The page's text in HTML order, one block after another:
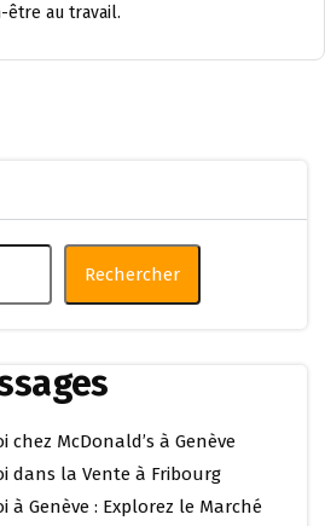
au travail.
Rechercher
McDonald’s à Genève
dans la Vente à Fribourg
à Genève : Explorez le Marché